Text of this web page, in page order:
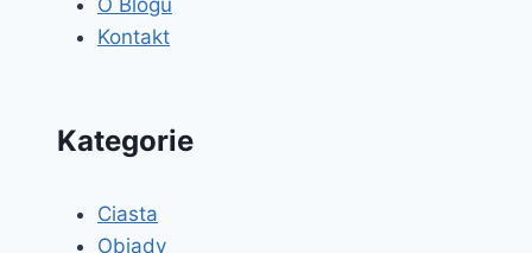
O Blogu
Kontakt
Kategorie
Ciasta
Obiady